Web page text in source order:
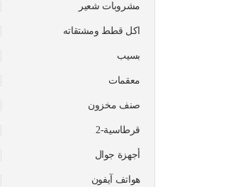
مشروبات شعير
اكل قطط ومشتقاته
بسيب
معقمات
صنف مخزون
قرطاسية-2
أجهزة جوال
هواتف آيفون